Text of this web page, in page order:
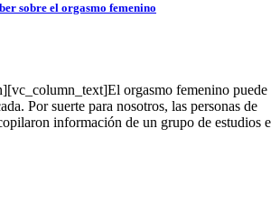
sobre el orgasmo femenino
orgasmo femenino puede
Por suerte para nosotros, las personas de
información de un grupo de estudios e